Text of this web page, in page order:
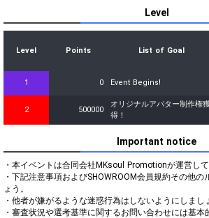
Level
Level Points List of Goal
1 0 Event Begins!
2 500000
オリジナルアバター制作権獲
得！
Important notice
・本イベントは合同会社MKsoul Promotionが運営して
・下記注意事項およびSHOWROOM会員規約その他の
ょう。
・他者が嫌がるような迷惑行為はしないようにしまし
・審査状況や選考基準に関するお問い合わせには基本